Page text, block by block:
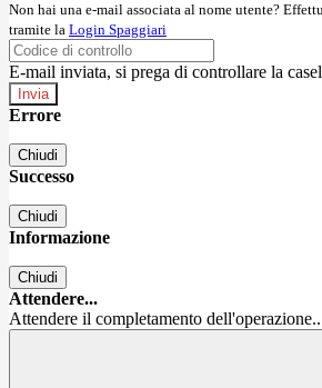
Non hai una e-mail associata al nome utente?
tramite la Login Spaggiari
E-mail inviata, si prega di controllare la
Errore
Chiudi
Successo
Chiudi
Informazione
Chiudi
Attendere...
Attendere il completamento